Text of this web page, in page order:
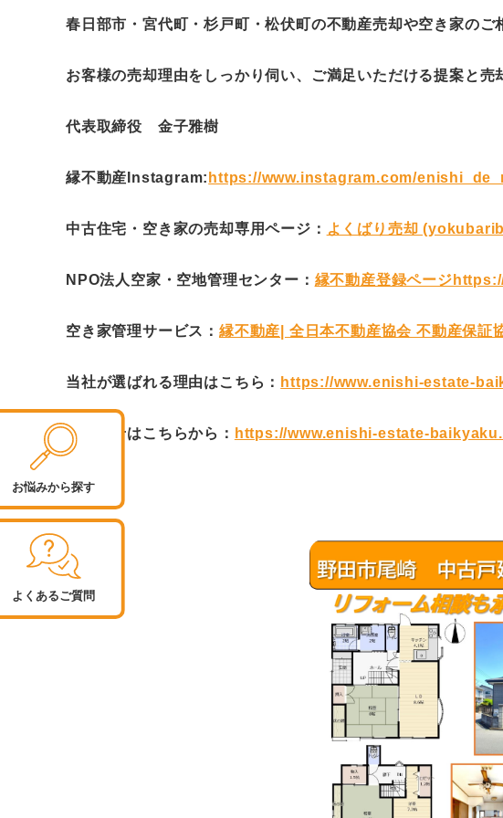
春日部市・宮代町・杉戸町・松伏町の不動産売却や空き家の
お客様の売却理由をしっかり伺い、ご満足いただける提案と売
代表取締役 金子雅樹
縁不動産Instagram: https://www.instagram.com/
中古住宅・空き家の売却専用ページ： よくばり売却
NPO法人空家・空地管理センター： 縁不動産登録ページ
空き家管理サービス： 縁不動産| 全日本不動産協会 不動産保証
当社が選ばれる理由はこちら： https://www.enishi-estate-
お問合せはこちらから： https://www.enishi-estate-
お悩みから探す
よくあるご質問